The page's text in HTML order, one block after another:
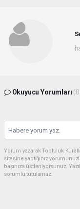
Okuyucu Yorumları
Yorum yazarak Topluluk
sitesine yaptığınız
başınıza üstleniyorsunuz.
sorumlu tutulamaz.